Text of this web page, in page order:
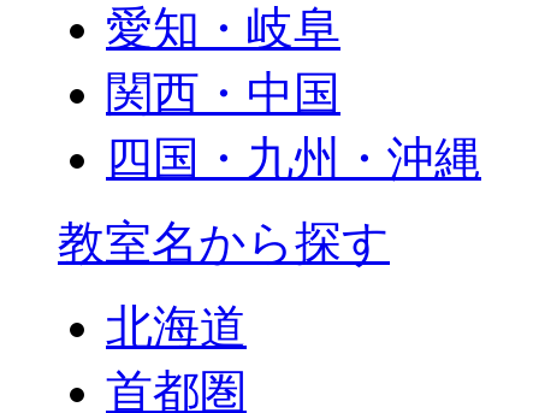
愛知・岐阜
関西・中国
四国・九州・沖縄
教室名から探す
北海道
首都圏